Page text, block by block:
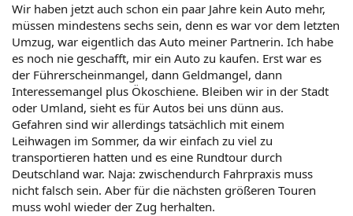
Wir haben jetzt auch schon ein paar Jahre kein Auto mehr,
müssen mindestens sechs sein, denn es war vor dem letzten
Umzug, war eigentlich das Auto meiner Partnerin. Ich habe
es noch nie geschafft, mir ein Auto zu kaufen. Erst war es
der Führerscheinmangel, dann Geldmangel, dann
Interessemangel plus Ökoschiene. Bleiben wir in der Stadt
oder Umland, sieht es für Autos bei uns dünn aus.
Gefahren sind wir allerdings tatsächlich mit einem
Leihwagen im Sommer, da wir einfach zu viel zu
transportieren hatten und es eine Rundtour durch
Deutschland war. Naja: zwischendurch Fahrpraxis muss
nicht falsch sein. Aber für die nächsten größeren Touren
muss wohl wieder der Zug herhalten.